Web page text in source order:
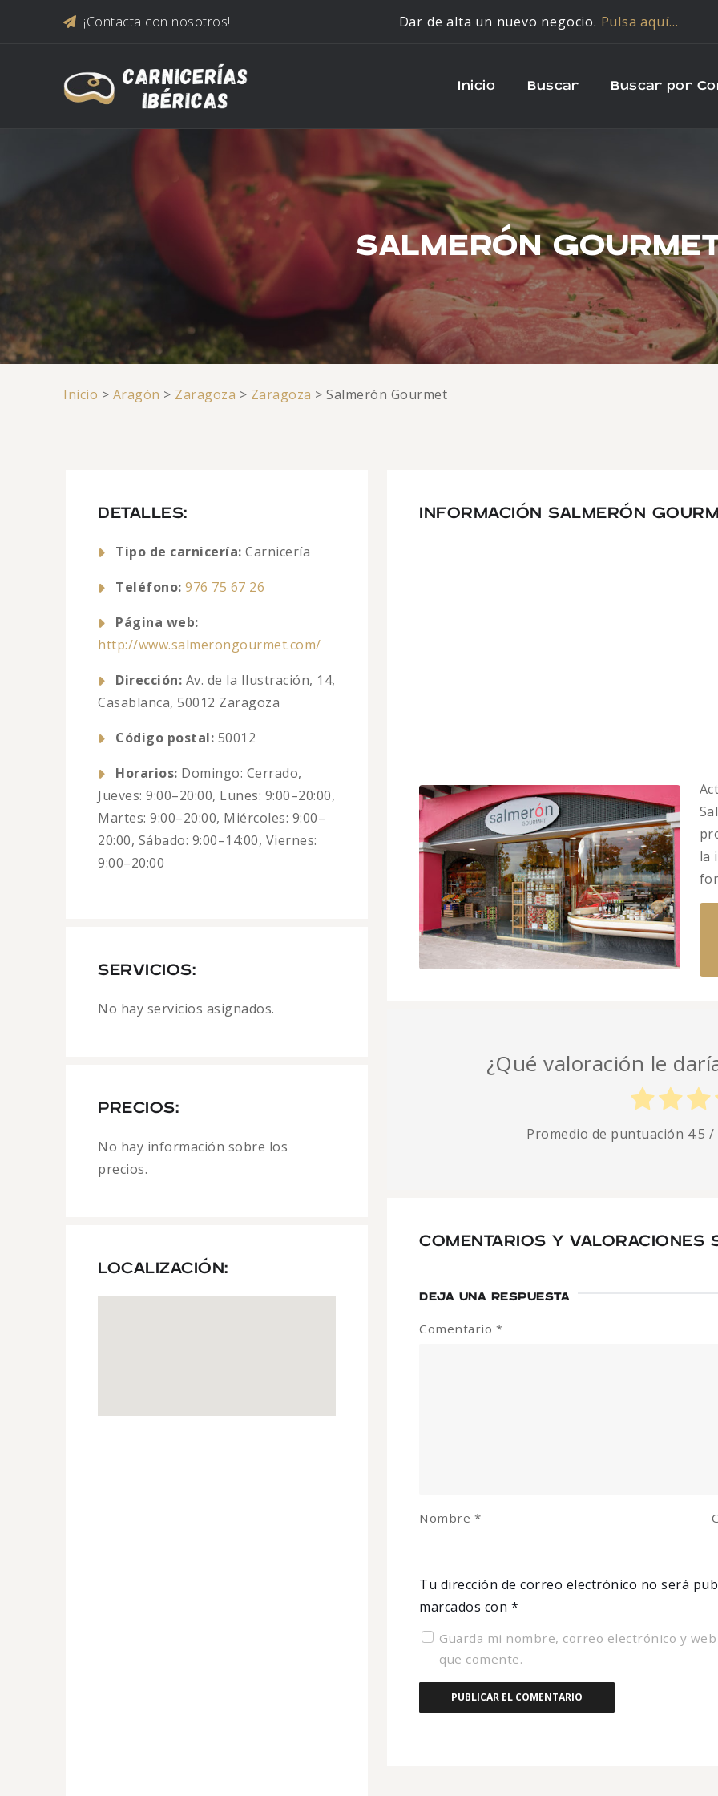
¡Contacta con nosotros! Dar de alta un nuevo negocio. Pulsa aquí…
Inicio Buscar Buscar por
SALMERÓN
Inicio > Aragón > Zaragoza > Zaragoza >Salmerón Gourmet
DETALLES:
Tipo de carnicería: Carnicería
Teléfono: 976 75 67 26
Página web:
http://www.salmerongourmet.com/
Dirección: Av. de la Ilustración, 14,
Casablanca, 50012 Zaragoza
Código postal: 50012
Horarios: Domingo: Cerrado,
Jueves: 9:00–20:00, Lunes: 9:00–20:00,
Martes: 9:00–20:00, Miércoles: 9:00–
20:00, Sábado: 9:00–14:00, Viernes:
9:00–20:00
SERVICIOS:
No hay servicios asignados.
PRECIOS:
No hay información sobre los
precios.
LOCALIZACIÓN:
INFORMACIÓN SALMERÓN
la
¿Qué valoración le
Promedio de puntuación 4.5 /
COMENTARIOS Y VALORACIONES
DEJA UNA RESPUESTA
Tu dirección de correo electrónico no será
marcados con *
Comentario *
Nombre *
Guarda mi nombre, correo electrónico y
que comente.